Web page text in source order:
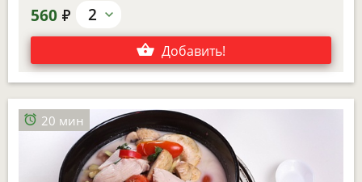
560 е 2
Добавить!
20 мин